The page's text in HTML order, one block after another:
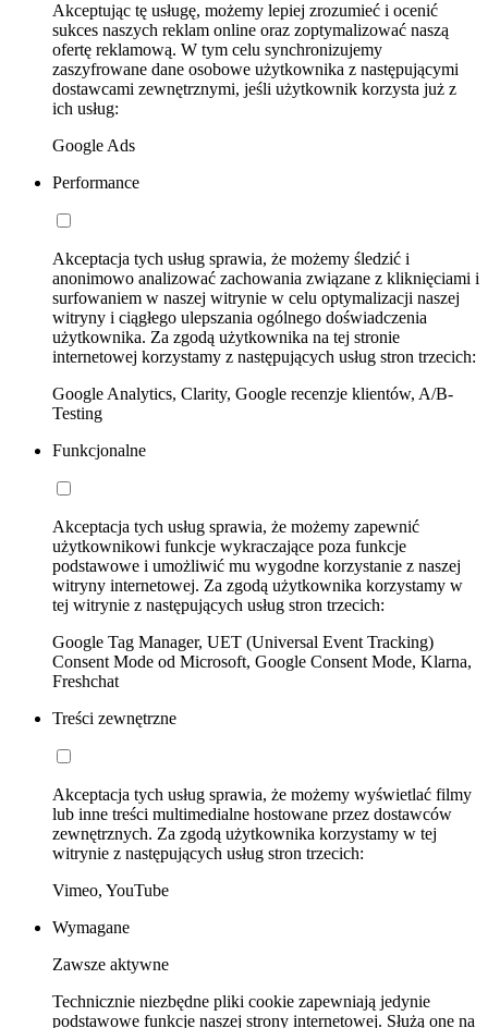
Akceptując tę usługę, możemy lepiej zrozumieć i ocenić
sukces naszych reklam online oraz zoptymalizować naszą
ofertę reklamową. W tym celu synchronizujemy
zaszyfrowane dane osobowe użytkownika z następującymi
dostawcami zewnętrznymi, jeśli użytkownik korzysta już z
ich usług:
Google Ads
Performance
Akceptacja tych usług sprawia, że możemy śledzić i
anonimowo analizować zachowania związane z kliknięciami i
surfowaniem w naszej witrynie w celu optymalizacji naszej
witryny i ciągłego ulepszania ogólnego doświadczenia
użytkownika. Za zgodą użytkownika na tej stronie
internetowej korzystamy z następujących usług stron trzecich:
Google Analytics, Clarity, Google recenzje klientów, A/B-
Testing
Funkcjonalne
Akceptacja tych usług sprawia, że możemy zapewnić
użytkownikowi funkcje wykraczające poza funkcje
podstawowe i umożliwić mu wygodne korzystanie z naszej
witryny internetowej. Za zgodą użytkownika korzystamy w
tej witrynie z następujących usług stron trzecich:
Google Tag Manager, UET (Universal Event Tracking)
Consent Mode od Microsoft, Google Consent Mode, Klarna,
Freshchat
Treści zewnętrzne
Akceptacja tych usług sprawia, że możemy wyświetlać filmy
lub inne treści multimedialne hostowane przez dostawców
zewnętrznych. Za zgodą użytkownika korzystamy w tej
witrynie z następujących usług stron trzecich:
Vimeo, YouTube
Wymagane
Zawsze aktywne
Technicznie niezbędne pliki cookie zapewniają jedynie
podstawowe funkcje naszej strony internetowej. Służą one na